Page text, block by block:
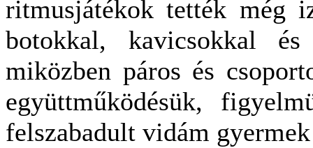
ritmusjátékok tették még
botokkal, kavicsokkal és
miközben páros és
együttműködésük,
felszabadult vidám